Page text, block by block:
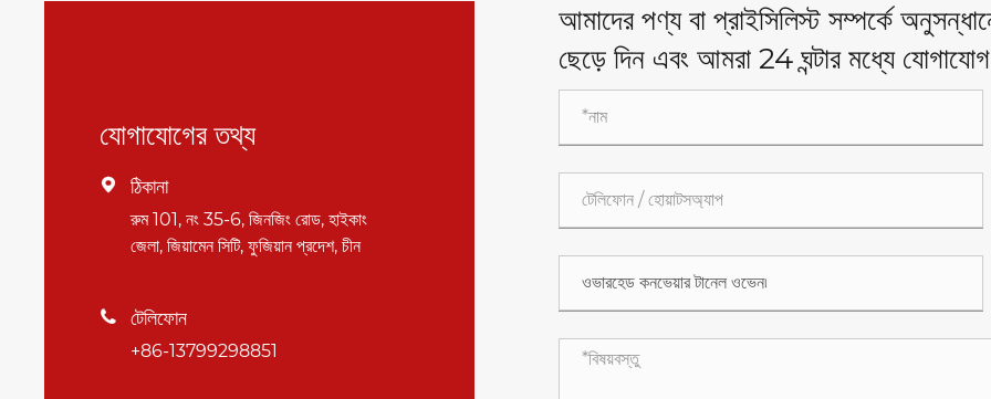
যোগাযোগের তথ্য
 ঠিকানা
রুম 101, নং 35-6, জিনজিং রোড, হাইকাং
জেলা, জিয়ামেন সিটি, ফুজিয়ান প্রদেশ, চীন
 টেলিফোন
+86-13799298851
আমাদের পণ্য বা প্রাইসিলিস্ট সম্পর্কে
ছেড়ে দিন এবং আমরা 24 ঘন্টার মধ্যে